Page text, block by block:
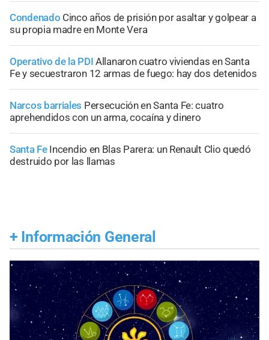
Condenado Cinco años de prisión por asaltar y golpear a
su propia madre en Monte Vera
Operativo de la PDI Allanaron cuatro viviendas en Santa
Fe y secuestraron 12 armas de fuego: hay dos detenidos
Narcos barriales Persecución en Santa Fe: cuatro
aprehendidos con un arma, cocaína y dinero
Santa Fe Incendio en Blas Parera: un Renault Clio quedó
destruido por las llamas
+ Información General